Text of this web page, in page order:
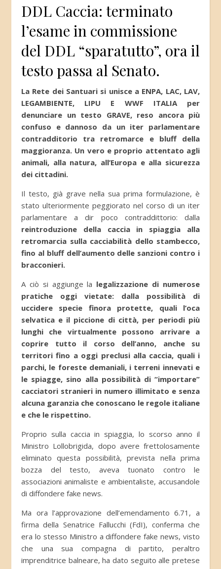
DDL Caccia: terminato
l’esame in commissione
del DDL “sparatutto”, ora il
testo passa al Senato.
La Rete dei Santuari si unisce a ENPA, LAC, LAV,
LEGAMBIENTE, LIPU E WWF ITALIA per
denunciare un testo GRAVE, reso ancora più
confuso e dannoso da un iter parlamentare
contradditorio tra retromarce e bluff della
maggioranza. Un vero e proprio attentato agli
animali, alla natura, all’Europa e alla sicurezza
dei cittadini.
Il testo, già grave nella sua prima formulazione, è
stato ulteriormente peggiorato nel corso di un iter
parlamentare a dir poco contraddittorio: dalla
reintroduzione della caccia in spiaggia alla
retromarcia sulla cacciabilità dello stambecco,
fino al bluff dell’aumento delle sanzioni contro i
bracconieri.
A ciò si aggiunge la legalizzazione di numerose
pratiche oggi vietate: dalla possibilità di
uccidere specie finora protette, quali l’oca
selvatica e il piccione di città, per periodi più
lunghi che virtualmente possono arrivare a
coprire tutto il corso dell’anno, anche su
territori fino a oggi preclusi alla caccia, quali i
parchi, le foreste demaniali, i terreni innevati e
le spiagge, sino alla possibilità di “importare”
cacciatori stranieri in numero illimitato e senza
alcuna garanzia che conoscano le regole italiane
e che le rispettino.
Proprio sulla caccia in spiaggia, lo scorso anno il
Ministro Lollobrigida, dopo avere frettolosamente
eliminato questa possibilità, prevista nella prima
bozza del testo, aveva tuonato contro le
associazioni animaliste e ambientaliste, accusandole
di diffondere fake news.
Ma ora l’approvazione dell’emendamento 6.71, a
firma della Senatrice Fallucchi (FdI), conferma che
era lo stesso Ministro a diffondere fake news, visto
che una sua compagna di partito, peraltro
imprenditrice balneare, ha dato seguito alle pretese